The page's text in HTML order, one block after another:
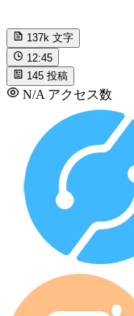
137k 文字
12:45
145 投稿
N/A アクセス数